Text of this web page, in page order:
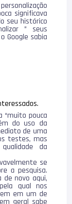
significava
seu histórico
” seus
Google sabia
“muito pouca
do uso da
de uma
testes, mas
da
se
a pesquisa.
novo aqui,
qual nos
em um de
geral sabe